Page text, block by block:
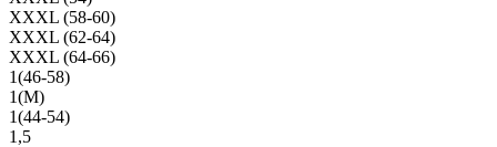
XXXL (58-60)
XXXL (62-64)
XXXL (64-66)
1(46-58)
1(М)
1(44-54)
1,5